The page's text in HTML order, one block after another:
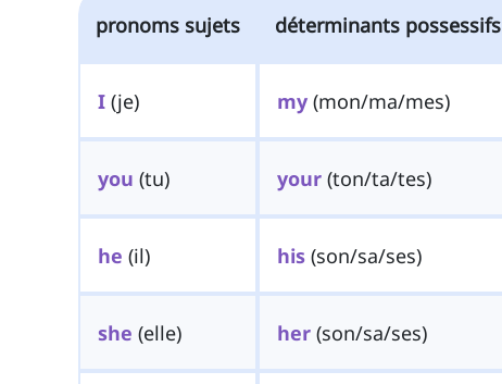
pronoms sujets
déterminants possessifs
I(je) my(mon/ma/mes)
you (tu) your(ton/ta/tes)
he (il) his(son/sa/ses)
she (elle) her(son/sa/ses)